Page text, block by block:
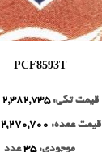
PCF8593T
قیمت تکی:2,382,735
قیمت عمده: 2,270,700